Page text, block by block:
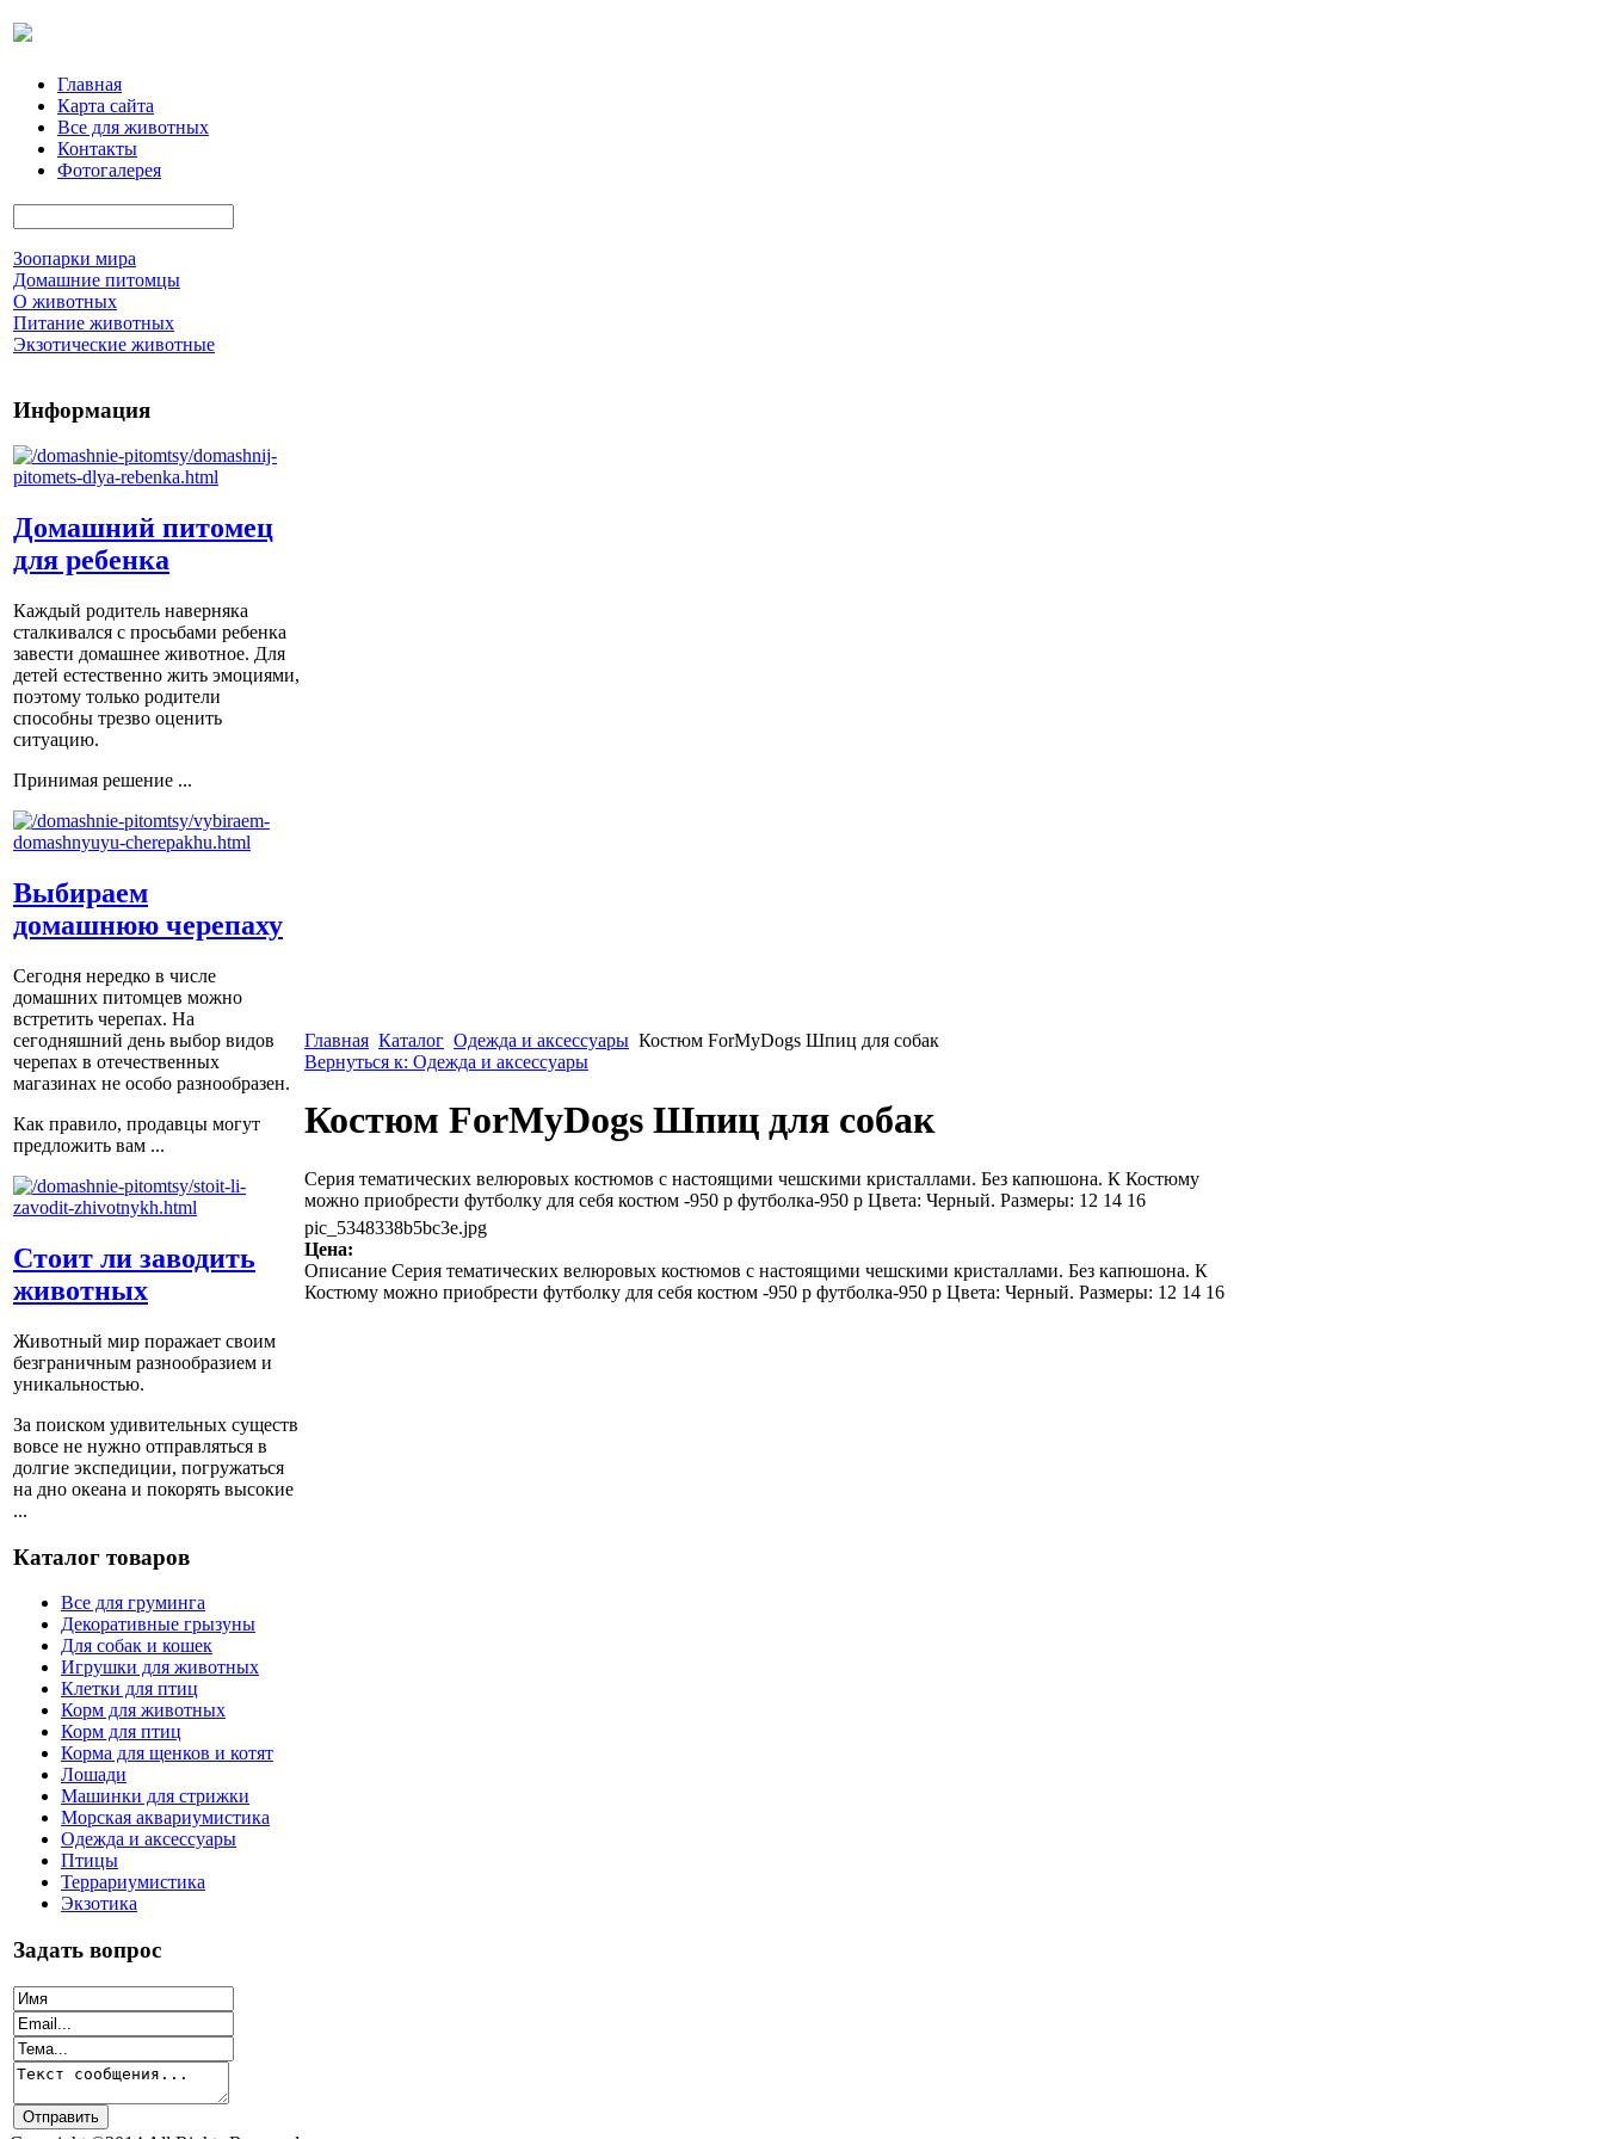
Главная
Карта сайта
Все для животных
Контакты
Фотогалерея
Зоопарки мира
Домашние питомцы
О животных
Питание животных
Экзотические животные
Информация
Домашний питомец
для ребенка
Каждый родитель наверняка
сталкивался с просьбами ребенка
завести домашнее животное. Для
детей естественно жить эмоциями,
поэтому только родители
способны трезво оценить
ситуацию.
Принимая решение ...
Выбираем
домашнюю черепаху
Сегодня нередко в числе
домашних питомцев можно
встретить черепах. На
сегодняшний день выбор видов
черепах в отечественных
магазинах не особо разнообразен.
Как правило, продавцы могут
предложить вам ...
Стоит ли заводить
животных
Животный мир поражает своим
безграничным разнообразием и
уникальностью.
За поиском удивительных существ
вовсе не нужно отправляться в
долгие экспедиции, погружаться
на дно океана и покорять высокие
...
Каталог товаров
Все для груминга
Декоративные грызуны
Для собак и кошек
Игрушки для животных
Клетки для птиц
Корм для животных
Корм для птиц
Корма для щенков и котят
Лошади
Машинки для стрижки
Морская аквариумистика
Одежда и аксессуары
Птицы
Террариумистика
Экзотика
Задать вопрос
Главная Каталог Одежда и аксессуары Костюм ForMyDogs Шпиц для собак
Вернуться к: Одежда и аксессуары
Костюм ForMyDogs Шпиц для собак
Серия тематических велюровых костюмов с настоящими чешскими кристаллами. Без капюшона. К Костюму
можно приобрести футболку для себя костюм -950 р футболка-950 р Цвета: Черный. Размеры: 12 14 16
pic_5348338b5bc3e.jpg
Цена:
Описание Серия тематических велюровых костюмов с настоящими чешскими кристаллами. Без капюшона. К
Костюму можно приобрести футболку для себя костюм -950 р футболка-950 р Цвета: Черный. Размеры: 12 14 16